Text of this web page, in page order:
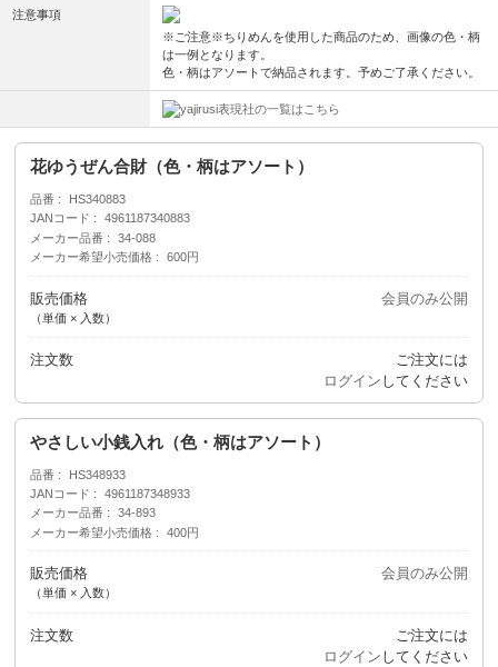
注意事項
※ご注意※ちりめんを使用した商品のため、画像の色・柄
は一例となります。
色・柄はアソートで納品されます。予めご了承ください。
表現社の一覧はこちら
花ゆうぜん合財（色・柄はアソート）
品番
HS340883
JANコード
4961187340883
メーカー品番
34-088
メーカー希望小売価格
600円
販売価格
（単価 × 入数）
会員のみ公開
注文数
ご注文には
ログイン してください
やさしい小銭入れ（色・柄はアソート）
品番
HS348933
JANコード
4961187348933
メーカー品番
34-893
メーカー希望小売価格
400円
販売価格
（単価 × 入数）
会員のみ公開
注文数
ご注文には
ログイン してください